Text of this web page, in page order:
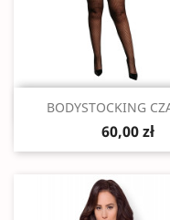
Szybki
BODYSTOCKING
60,00 zł